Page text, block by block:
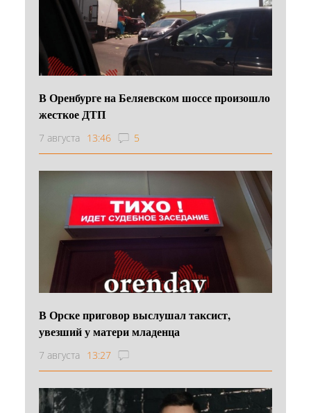
В Оренбурге на Беляевском шоссе произошло
жесткое ДТП
7 августа 13:46 5
В Орске приговор выслушал таксист,
увезший у матери младенца
7 августа 13:27